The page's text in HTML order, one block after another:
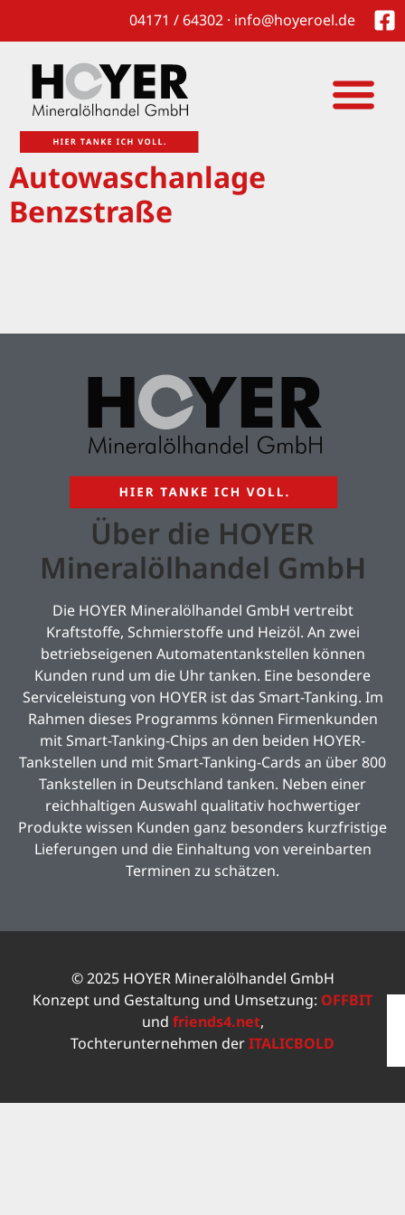
04171 / 64302 · info@hoyeroel.de
Autowaschanlage
Benzstraße
Über die HOYER
Mineralölhandel GmbH
Die HOYER Mineralölhandel GmbH vertreibt
Kraftstoffe, Schmierstoffe und Heizöl. An zwei
betriebseigenen Automatentankstellen können
Kunden rund um die Uhr tanken. Eine besondere
Serviceleistung von HOYER ist das Smart-Tanking. Im
Rahmen dieses Programms können Firmenkunden
mit Smart-Tanking-Chips an den beiden HOYER-
Tankstellen und mit Smart-Tanking-Cards an über 800
Tankstellen in Deutschland tanken. Neben einer
reichhaltigen Auswahl qualitativ hochwertiger
Produkte wissen Kunden ganz besonders kurzfristige
Lieferungen und die Einhaltung von vereinbarten
Terminen zu schätzen.
© 2025 HOYER Mineralölhandel GmbH
Konzept und Gestaltung und Umsetzung: OFFBIT
und friends4.net,
Tochterunternehmen derITALICBOLD